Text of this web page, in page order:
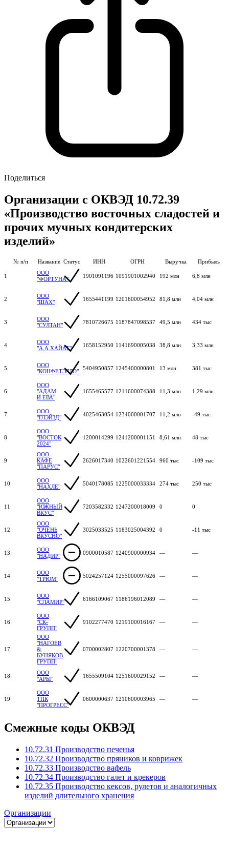
Поделиться
Организации с ОКВЭД 10.72.39
«Производство восточных сладостей и
прочих мучных кондитерских
изделий»
№ п/п Название Статус ИНН ОГРН Выручка Прибыль
1
ООО
"ФОРТУНА"
1901091196 1091901002940 192 млн 6,8 млн
2
ООО
"ШАХ"
1655441199 1201600054952 81,8 млн 4,04 млн
3
ООО
"СУЛТАН"
7810726675 1187847098537 49,5 млн 434 тыс
4
ООО
"А.А.ХАЙАТ"
1658152950 1141690005038 38,8 млн 3,33 млн
5
ООО
"КОНФЕТЭЛЛО"
5404950857 1245400000801 13 млн 381 тыс
6
ООО
"АДАМ
И ЕВА"
1655465577 1211600074388 11,3 млн 1,29 млн
7
ООО
"ГЛЭЙЗД"
4025463054 1234000001707 11,2 млн -49 тыс
8
ООО
"ВОСТОК
2024"
1200014299 1241200001151 8,61 млн 48 тыс
9
ООО
КАФЕ
"ПАРУС"
2626017340 1022601221554 960 тыс -109 тыс
10
ООО
"НАХЛЕ"
5040178085 1225000033334 274 тыс 250 тыс
11
ООО
"ЮЖНЫЙ
ВКУС"
7203582332 1247200018009 0 0
12
ООО
"ОЧЕНЬ
ВКУСНО"
3025033525 1183025004392 0 -11 тыс
13
ООО
"НАДИР"
0900010587 1240900000934 — —
14
ООО
"ТРЮМ"
5024257124 1255000097626 — —
15
ООО
"СЛАМИР"
6166109067 1186196012089 — —
16
ООО
"СК-
ГРУПП"
9102277470 1219100016167 — —
17
ООО
"НАГОЕВ
&
БУНЯКОВ
ГРУПП"
0700002807 1220700001378 — —
18
ООО
"АРЫ"
1655509104 1251600029152 — —
19
ООО
ТПК
"ПРОГРЕСС"
0600000637 1210600003965 — —
Смежные коды ОКВЭД
10.72.31 Производство печенья
10.72.32 Производство пряников и коврижек
10.72.33 Производство вафель
10.72.34 Производство галет и крекеров
10.72.35 Производство кексов, рулетов и аналогичных
изделий длительного хранения
Организации